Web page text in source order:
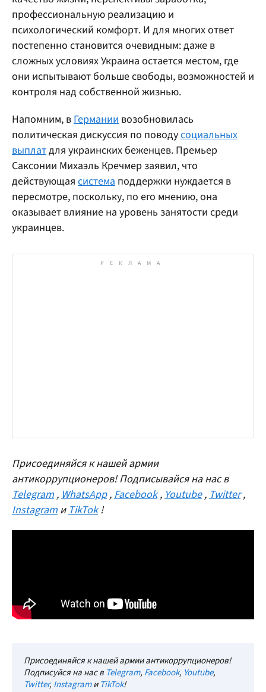
профессиональную реализацию и
психологический комфорт. И для многих ответ
постепенно становится очевидным: даже в
сложных условиях Украина остается местом, где
они испытывают больше свободы, возможностей и
контроля над собственной жизнью.
Напомним, вГермании возобновилась
политическая дискуссия по поводусоциальных
выплатдля украинских беженцев. Премьер
Саксонии Михаэль Кречмер заявил, что
действующая система поддержки нуждается в
пересмотре, поскольку, по его мнению, она
оказывает влияние на уровень занятости среди
украинцев.
Присоединяйся к нашей армии
антикоррупционеров! Подписывайся на нас в
Telegram ,WhatsApp ,Facebook ,Youtube ,Twitter ,
Instagram иTikTok !
Присоединяйся к нашей армии антикоррупционеров!
Подписуйся на нас в Telegram, Facebook, Youtube,
Twitter, InstagramиTikTok!